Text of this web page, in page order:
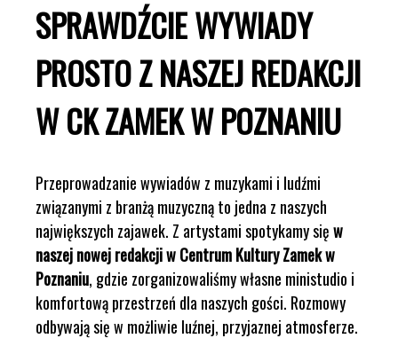
SPRAWDŹCIE WYWIADY
PROSTO Z NASZEJ REDAKCJI
W CK ZAMEK W POZNANIU
Przeprowadzanie wywiadów z muzykami i ludźmi
związanymi z branżą muzyczną to jedna z naszych
największych zajawek. Z artystami spotykamy sięw
naszej nowej redakcji w Centrum Kultury Zamek w
Poznaniu, gdzie zorganizowaliśmy własne ministudio i
komfortową przestrzeń dla naszych gości. Rozmowy
odbywają się w możliwie luźnej, przyjaznej atmosferze.